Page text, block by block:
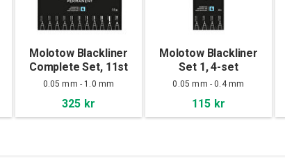
Molotow Blackliner
Complete Set, 11st
0.05 mm - 1.0 mm
325 kr
Molotow Blackliner
Set 1, 4-set
0.05 mm - 0.4 mm
115 kr